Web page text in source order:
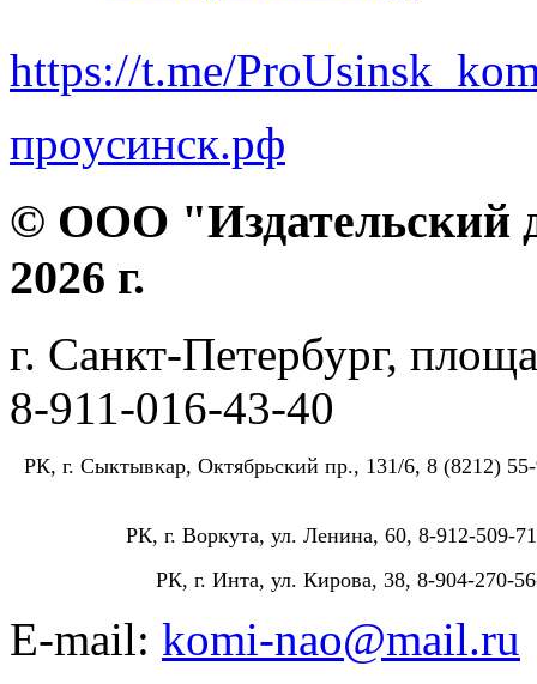
https://t.me/
проусинск.рф
© ООО "Издательский
2026 г.
г. Санкт-Петербург,
8-911-016-43-40
РК, г. Сыктывкар, Октябрьский пр., 131/6, 8 (8212)
РК, г. Воркута, ул. Ленина, 60, 8-912-509-
РК, г. Инта, ул. Кирова, 38, 8-904-270-
E-mail: komi-nao@mail.ru